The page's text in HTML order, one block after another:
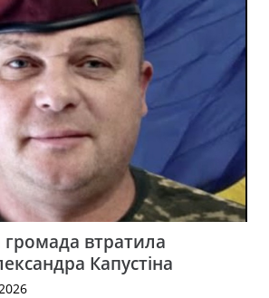
громада втратила
Капустіна